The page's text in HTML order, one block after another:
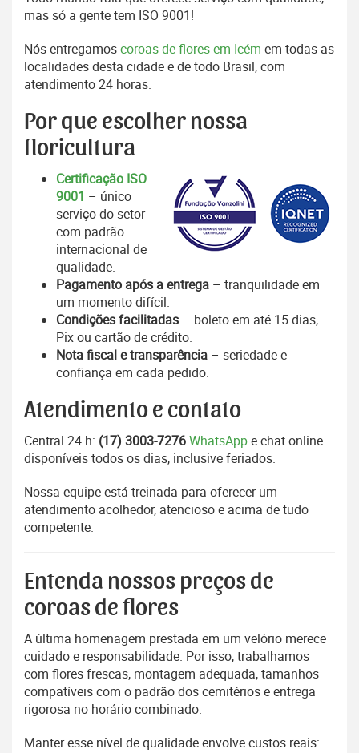
mas só a gente tem ISO 9001!
Nós entregamoscoroas de flores em Icém em todas as
localidades desta cidade e de todo Brasil, com
atendimento 24 horas.
Por que escolher nossa
floricultura
Certificação ISO
9001 – único
serviço do setor
com padrão
internacional de
qualidade.
Pagamento após a entrega – tranquilidade em
um momento difícil.
Condições facilitadas – boleto em até 15 dias,
Pix ou cartão de crédito.
Nota fiscal e transparência – seriedade e
confiança em cada pedido.
Atendimento e contato
Central 24 h: (17) 3003-7276WhatsAppe chat online
disponíveis todos os dias, inclusive feriados.
Nossa equipe está treinada para oferecer um
atendimento acolhedor, atencioso e acima de tudo
competente.
Entenda nossos preços de
coroas de flores
A última homenagem prestada em um velório merece
cuidado e responsabilidade. Por isso, trabalhamos
com flores frescas, montagem adequada, tamanhos
compatíveis com o padrão dos cemitérios e entrega
rigorosa no horário combinado.
Manter esse nível de qualidade envolve custos reais: